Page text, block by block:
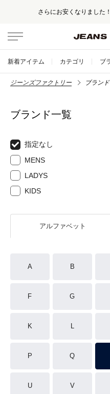
さらにお安くなりました
新着アイテム カテゴリ ブ
ジーンズファクトリー ブラン
ブランド一覧
指定なし
MENS
LADYS
KIDS
アルファベット
A B
F G
K L
P Q
U V